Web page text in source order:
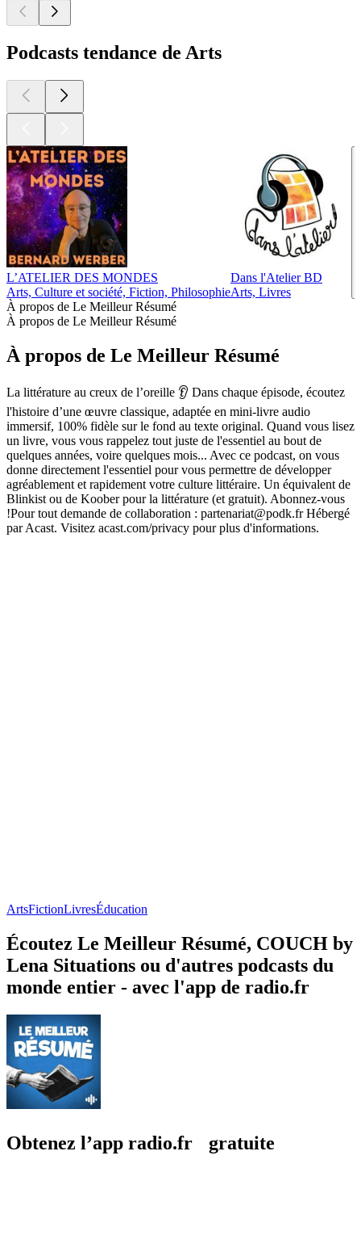
Podcasts tendance de Arts
L’ATELIER DES MONDES
Arts, Culture et société, Fiction, Philosophie
Dans l'Atelier BD
Arts, Livres
À propos de Le Meilleur Résumé
À propos de Le Meilleur Résumé
À propos de Le Meilleur Résumé
La littérature au creux de l’oreille 👂 Dans chaque épisode, écoutez
l'histoire d’une œuvre classique, adaptée en mini-livre audio
immersif, 100% fidèle sur le fond au texte original. Quand vous lisez
un livre, vous vous rappelez tout juste de l'essentiel au bout de
quelques années, voire quelques mois... Avec ce podcast, on vous
donne directement l'essentiel pour vous permettre de développer
agréablement et rapidement votre culture littéraire. Un équivalent de
Blinkist ou de Koober pour la littérature (et gratuit). Abonnez-vous
!Pour tout demande de collaboration : partenariat@podk.fr Hébergé
par Acast. Visitez acast.com/privacy pour plus d'informations.
ArtsFictionLivresÉducation
Écoutez Le Meilleur Résumé, COUCH by
Lena Situations ou d'autres podcasts du
monde entier - avec l'app de radio.fr
Obtenez l’app radio.fr gratuite